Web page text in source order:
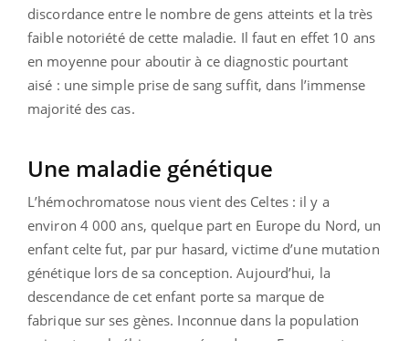
discordance entre le nombre de gens atteints et la très
faible notoriété de cette maladie. Il faut en effet 10 ans
en moyenne pour aboutir à ce diagnostic pourtant
aisé : une simple prise de sang suffit, dans l’immense
majorité des cas.
Une maladie génétique
L’hémochromatose nous vient des Celtes : il y a
environ 4 000 ans, quelque part en Europe du Nord, un
enfant celte fut, par pur hasard, victime d’une mutation
génétique lors de sa conception. Aujourd’hui, la
descendance de cet enfant porte sa marque de
fabrique sur ses gènes. Inconnue dans la population